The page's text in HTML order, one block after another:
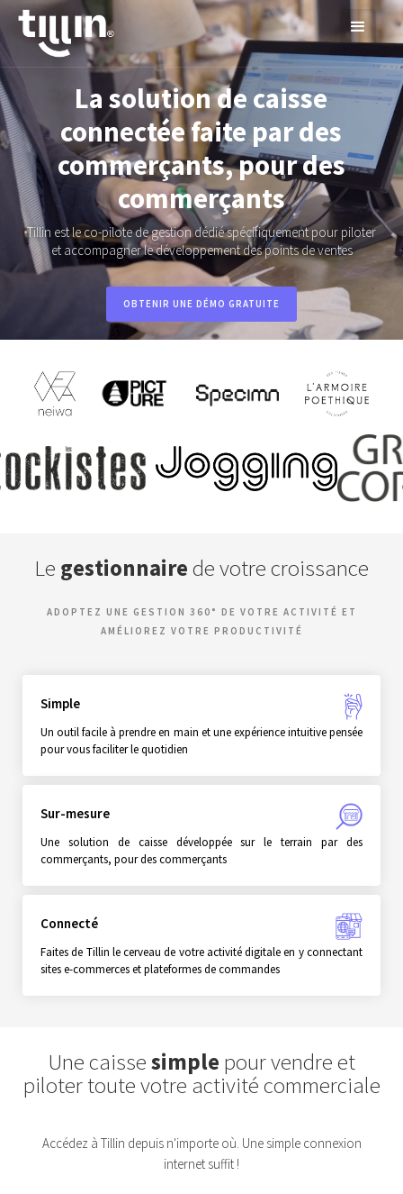
La solution de caisse
connectée faite par des
commerçants, pour des
commerçants
Tillin est le co-pilote de gestion dédié spécifiquement pour piloter
et accompagner le développement des points de ventes
OBTENIR UNE DÉMO GRATUITE
Le gestionnairede votre croissance
ADOPTEZ UNE GESTION 360° DE VOTRE ACTIVITÉ ET
AMÉLIOREZ VOTRE PRODUCTIVITÉ
Simple
Un outil facile à prendre en main et une expérience intuitive pensée
pour vous faciliter le quotidien
Sur-mesure
Une solution de caisse développée sur le terrain par des
commerçants, pour des commerçants
Connecté
Faites de Tillin le cerveau de votre activité digitale en y connectant
sites e-commerces et plateformes de commandes
Une caissesimple pour vendre et
piloter toute votre activité commerciale
Accédez à Tillin depuis n'importe où. Une simple connexion
internet suffit !